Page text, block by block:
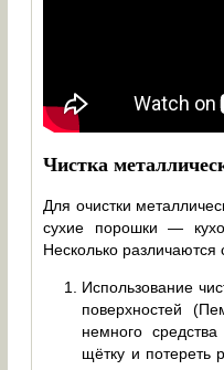
Чистка
Для очистки
сухие порошки —
Несколько
Использование
поверхностей
немного
щётку и потереть